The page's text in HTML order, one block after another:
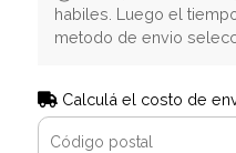
habiles. Luego el
metodo de envio
Calculá el costo de